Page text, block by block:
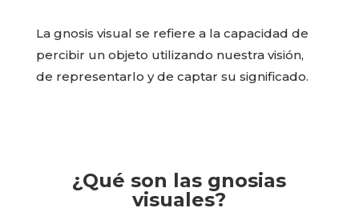
La gnosis visual se refiere a la capacidad de
percibir un objeto utilizando nuestra visión,
de representarlo y de captar su significado.
¿Qué son las gnosias
visuales?